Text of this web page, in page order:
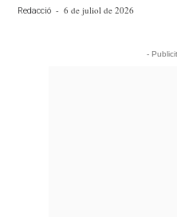
Redacció - 6 de juliol de 2026
-